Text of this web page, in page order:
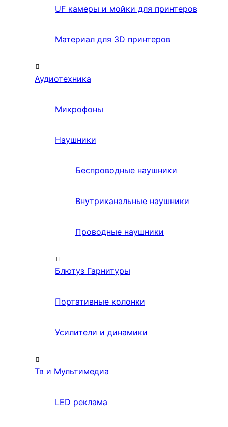
UF камеры и мойки для принтеров
Материал для 3D принтеров
Аудиотехника
Микрофоны
Наушники
Беспроводные наушники
Внутриканальные наушники
Проводные наушники
Блютуз Гарнитуры
Портативные колонки
Усилители и динамики
Тв и Мультимедиа
LED реклама